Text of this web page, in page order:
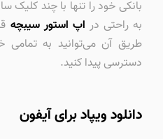
بانکی خود را تنها با چند کلیک
به راحتی در اپ استور سیبچه
طریق آن می‌توانید به
دسترسی پیدا کنید.
دانلود ویپاد برای آیفون